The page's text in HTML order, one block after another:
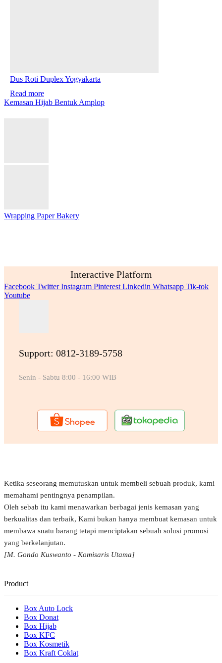
Dus Roti Duplex Yogyakarta
Read more
Kemasan Hijab Bentuk Amplop
Wrapping Paper Bakery
Interactive Platform
Facebook Twitter Instagram Pinterest Linkedin Whatsapp Tik-tok
Youtube
Support: 0812-3189-5758
Senin - Sabtu 8:00 - 16:00 WIB
Ketika seseorang memutuskan untuk membeli sebuah produk, kami
memahami pentingnya penampilan.
Oleh sebab itu kami menawarkan berbagai jenis kemasan yang
berkualitas dan terbaik, Kami bukan hanya membuat kemasan untuk
membawa suatu barang tetapi menciptakan sebuah solusi promosi
yang berkelanjutan.
[M. Gondo Kuswanto - Komisaris Utama]
Product
Box Auto Lock
Box Donat
Box Hijab
Box KFC
Box Kosmetik
Box Kraft Coklat